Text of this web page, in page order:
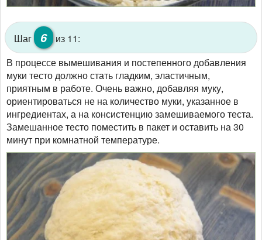
Шаг 6
из 11:
В процессе вымешивания и постепенного добавления
муки тесто должно стать гладким, эластичным,
приятным в работе. Очень важно, добавляя муку,
ориентироваться не на количество муки, указанное в
ингредиентах, а на консистенцию замешиваемого теста.
Замешанное тесто поместить в пакет и оставить на 30
минут при комнатной температуре.